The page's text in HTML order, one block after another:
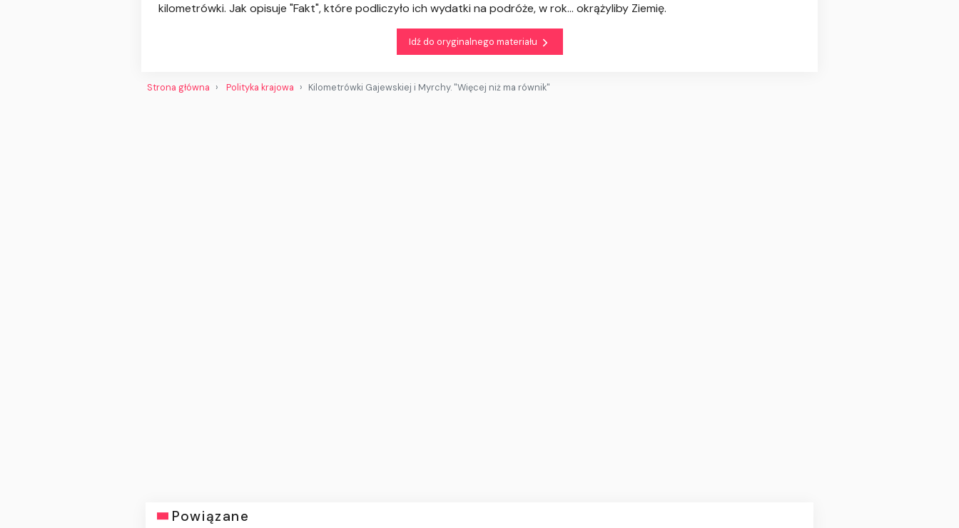
kilometrówki. Jak opisuje "Fakt", które podliczyło ich wydatki na podróże, w rok... okrążyliby Ziemię.
Idź do oryginalnego materiału
Strona główna Polityka krajowa Kilometrówki Gajewskiej i Myrchy. "Więcej niż ma równik"
Powiązane